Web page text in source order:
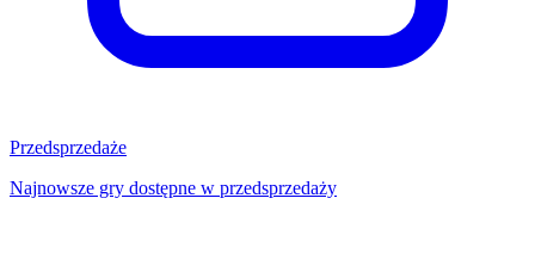
Przedsprzedaże
Najnowsze gry dostępne w przedsprzedaży